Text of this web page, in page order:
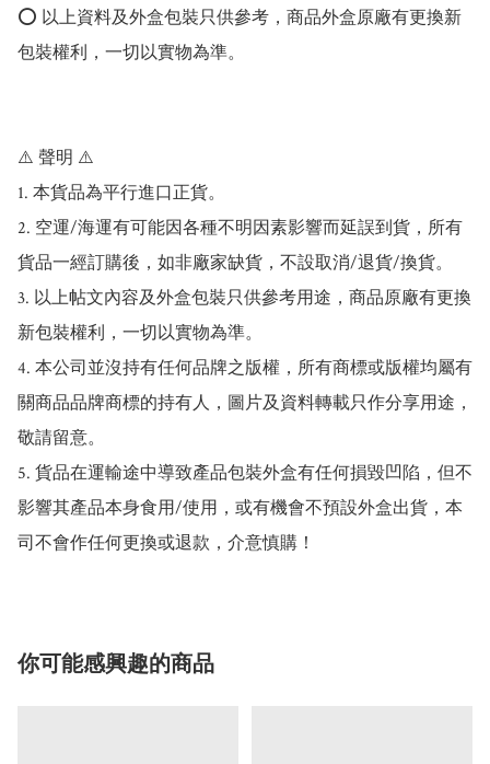
⭕️ 以上資料及外盒包裝只供參考，商品外盒原廠有更換新
包裝權利，一切以實物為準。
⚠️ 聲明 ⚠️
1. 本貨品為平行進口正貨。
2. 空運/海運有可能因各種不明因素影響而延誤到貨，所有
貨品一經訂購後，如非廠家缺貨，不設取消/退貨/換貨。
3. 以上帖文內容及外盒包裝只供參考用途，商品原廠有更換
新包裝權利，一切以實物為準。
4. 本公司並沒持有任何品牌之版權，所有商標或版權均屬有
關商品品牌商標的持有人，圖片及資料轉載只作分享用途，
敬請留意。
5. 貨品在運輸途中導致產品包裝外盒有任何損毀凹陷，但不
影響其產品本身食用/使用，或有機會不預設外盒出貨，本
司不會作任何更換或退款，介意慎購！
你可能感興趣的商品